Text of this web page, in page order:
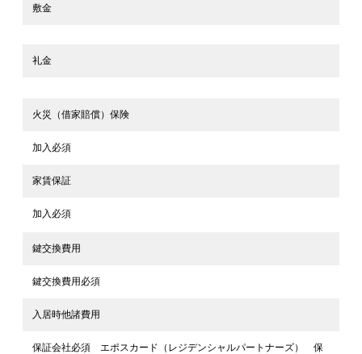
敷金
礼金
火災（借家賠償）保険
加入必須
家賃保証
加入必須
鍵交換費用
鍵交換費用必須
入居時他諸費用
保証会社必須 エポスカード（レジデンシャルパートナーズ） 保